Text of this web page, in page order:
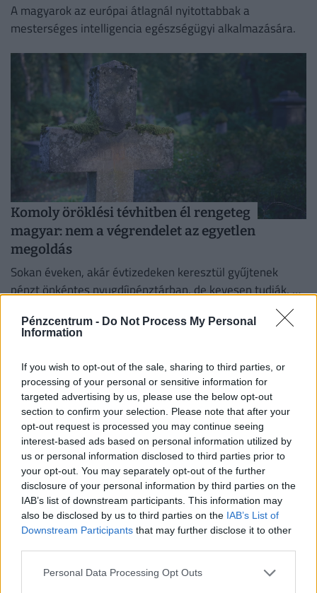
Pénzcentrum - Do Not Process My Personal
Information
If you wish to opt-out of the sale, sharing to third parties, or
processing of your personal or sensitive information for
targeted advertising by us, please use the below opt-out
section to confirm your selection. Please note that after your
opt-out request is processed you may continue seeing
interest-based ads based on personal information utilized by
us or personal information disclosed to third parties prior to
your opt-out. You may separately opt-out of the further
disclosure of your personal information by third parties on the
IAB’s list of downstream participants. This information may
also be disclosed by us to third parties on the IAB’s List of
Downstream Participants that may further disclose it to other
Personal Data Processing Opt Outs
A magyarok az európai átlagnál nyitottabbak a
mesterséges intelligencia egészségügyi alkalmazására.
Komoly öröklési tévhitben él rengeteg
magyar: nem a végrendelet az egyetlen
megoldás
Sokan éveken, akár évtizedeken keresztül gyűjtenek
pénzt önkéntes nyugdíjpénztárban, de kevesen tudják, mi
Tovább mélyül a nyugdíjszakadék: akár 80
ezer forinttal kevesebbet is kaphatnak a
magyar idősek ebben a megyében a
fővárosiaknál
Amíg a fővárosban meghaladja a 311 ezer forintot a havi
járandóság, addig Békés, Szabolcs-Szatmár-Bereg vagy